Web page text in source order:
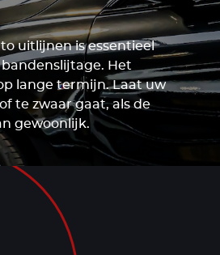
uitlijnen is essentieel
Het
lange termijn. Laat uw
te zwaar gaat, als de
gewoonlijk.